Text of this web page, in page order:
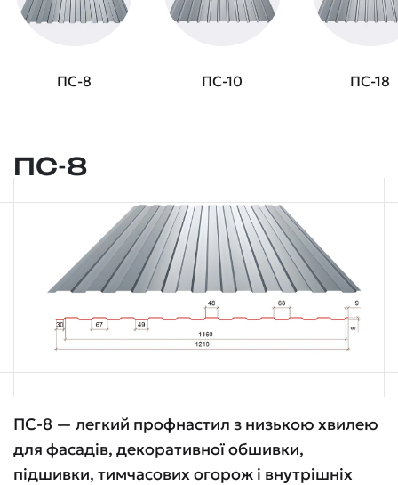
ПС-8 ПС-10 ПС-18
ПС-8
ПС-8 — легкий профнастил з низькою хвилею
для фасадів, декоративної обшивки,
підшивки, тимчасових огорож і внутрішніх